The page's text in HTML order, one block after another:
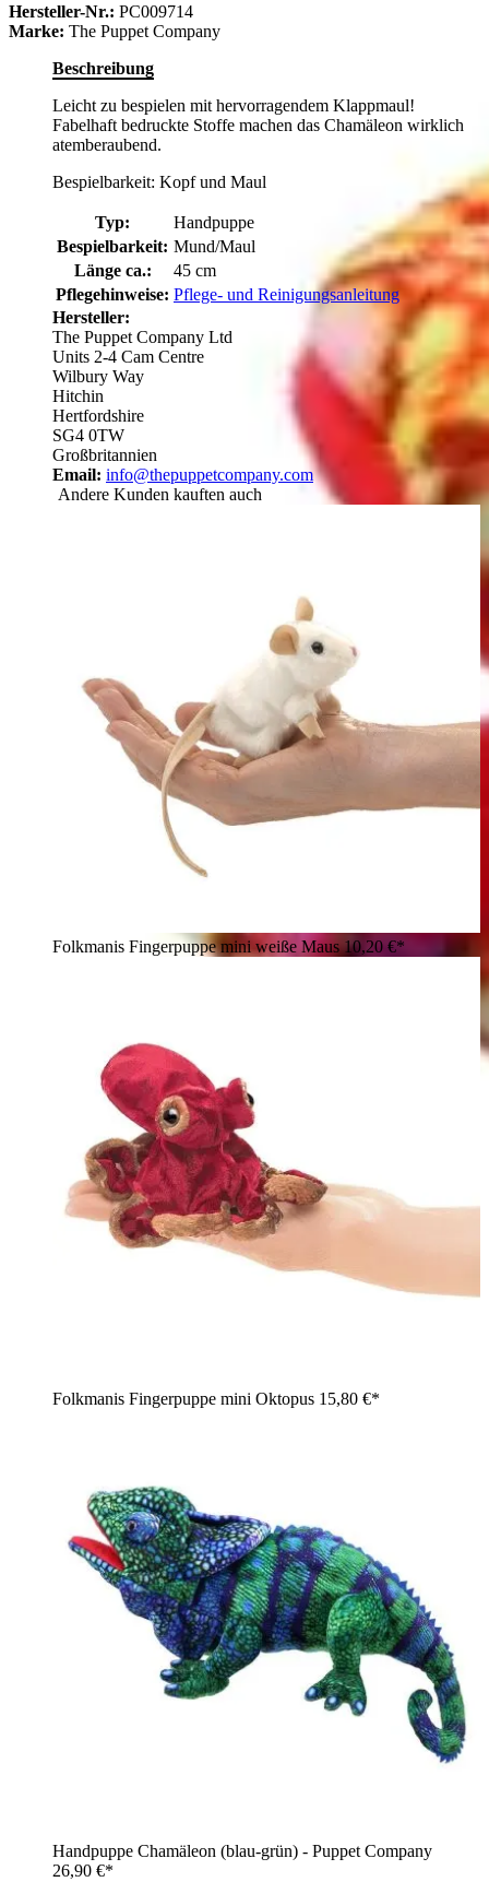
Hersteller-Nr.: PC009714
Marke: The Puppet Company
Beschreibung
Leicht zu bespielen mit hervorragendem Klappmaul!
Fabelhaft bedruckte Stoffe machen das Chamäleon wirklich
atemberaubend.
Bespielbarkeit: Kopf und Maul
Typ:
Handpuppe
Bespielbarkeit: Mund/Maul
Länge ca.:
45 cm
Pflegehinweise: Pflege- und Reinigungsanleitung
Hersteller:
The Puppet Company Ltd
Units 2-4 Cam Centre
Wilbury Way
Hitchin
Hertfordshire
SG4 0TW
Großbritannien
Email: info@thepuppetcompany.com
Andere Kunden kauften auch
Folkmanis Fingerpuppe mini weiße Maus 10,20 €*
Folkmanis Fingerpuppe mini Oktopus 15,80 €*
Handpuppe Chamäleon (blau-grün) - Puppet Company
26,90 €*